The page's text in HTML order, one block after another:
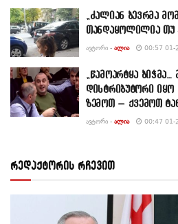
„ძალიან ბევრმა
თანდაყოლილია თუ
ᲐᲕᲢᲝᲠᲘ - ᲐᲚᲘᲐ 00:57 01-
„წამოარტყა
დისტრიბუტორი
ზემოთ – ქვემოთ
ᲐᲕᲢᲝᲠᲘ - ᲐᲚᲘᲐ 00:47 01-
რედაქტორის რჩევით